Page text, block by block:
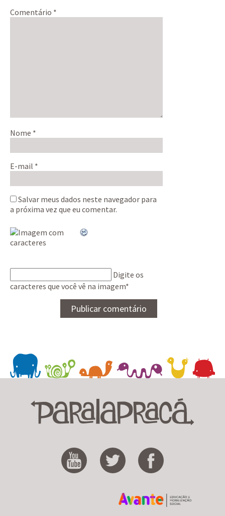
Comentário *
Nome *
E-mail *
Salvar meus dados neste navegador para
a próxima vez que eu comentar.
Digite os
caracteres que você vê na imagem*